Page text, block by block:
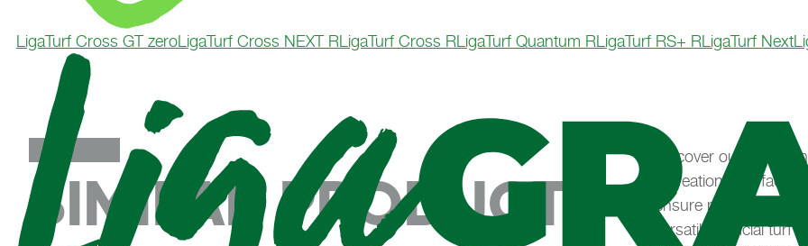
LigaTurf Cross GT zeroLigaTurf Cross NEXT RLigaTurf Cross RLigaTurf Quantum RLigaTurf RS+ RLigaTurf Next
SIMILAR PRODUCTS
Discover our other
recreational
ensure maximum
versatile artificial